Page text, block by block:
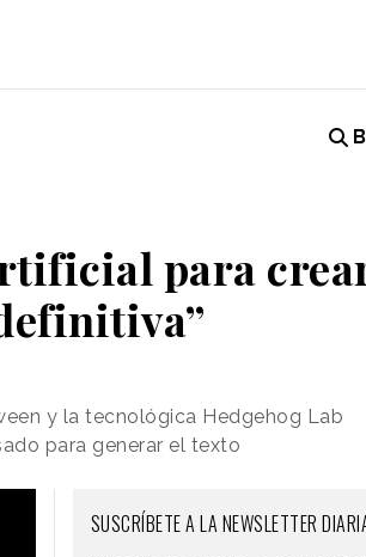
para
y la tecnológica Hedgehog Lab
para generar el texto
SUSCRÍBETE A LA NEWSLETTER